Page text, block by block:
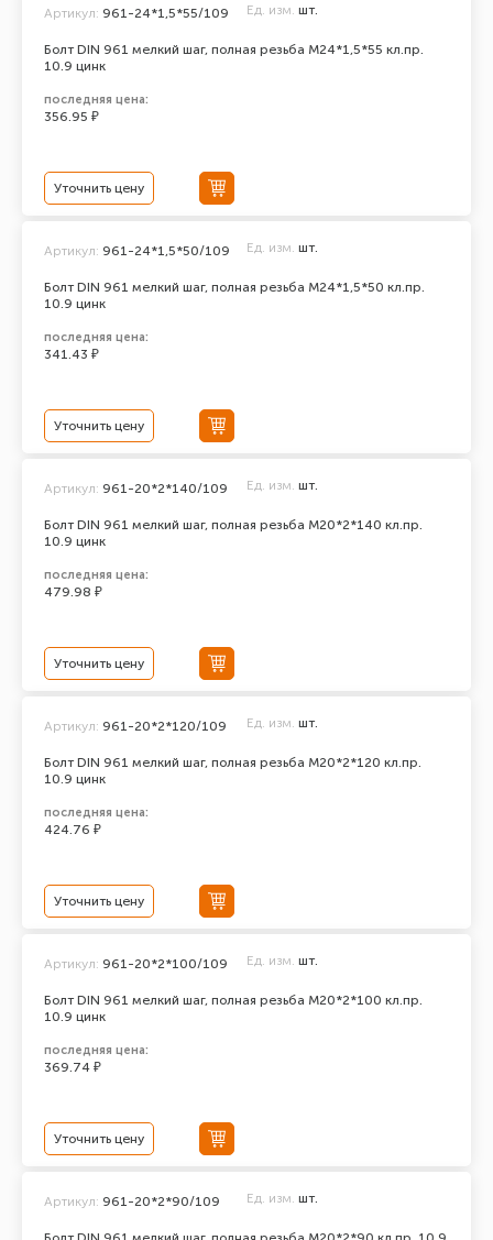
Болт DIN 961 мелкий шаг, полная резьба M24*1,5*55 кл.пр.
10.9 цинк
Артикул: 961-24*1,5*55/109 Ед. изм. шт.
последняя цена:
356.95 ₽
Уточнить цену
Болт DIN 961 мелкий шаг, полная резьба M24*1,5*50 кл.пр.
10.9 цинк
Артикул: 961-24*1,5*50/109 Ед. изм. шт.
последняя цена:
341.43 ₽
Уточнить цену
Болт DIN 961 мелкий шаг, полная резьба M20*2*140 кл.пр.
10.9 цинк
Артикул: 961-20*2*140/109 Ед. изм. шт.
последняя цена:
479.98 ₽
Уточнить цену
Болт DIN 961 мелкий шаг, полная резьба M20*2*120 кл.пр.
10.9 цинк
Артикул: 961-20*2*120/109 Ед. изм. шт.
последняя цена:
424.76 ₽
Уточнить цену
Болт DIN 961 мелкий шаг, полная резьба M20*2*100 кл.пр.
10.9 цинк
Артикул: 961-20*2*100/109 Ед. изм. шт.
последняя цена:
369.74 ₽
Уточнить цену
Артикул: 961-20*2*90/109 Ед. изм. шт.